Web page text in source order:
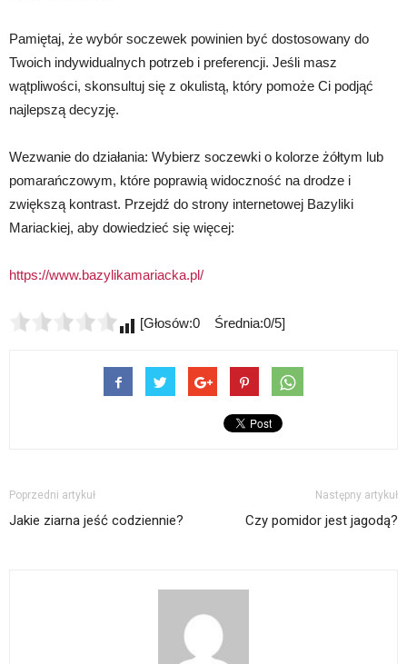
Pamiętaj, że wybór soczewek powinien być dostosowany do
Twoich indywidualnych potrzeb i preferencji. Jeśli masz
wątpliwości, skonsultuj się z okulistą, który pomoże Ci podjąć
najlepszą decyzję.
Wezwanie do działania: Wybierz soczewki o kolorze żółtym lub
pomarańczowym, które poprawią widoczność na drodze i
zwiększą kontrast. Przejdź do strony internetowej Bazyliki
Mariackiej, aby dowiedzieć się więcej:
https://www.bazylikamariacka.pl/
[Głosów:0 Średnia:0/5]
Poprzedni artykuł
Jakie ziarna jeść codziennie?
Następny artykuł
Czy pomidor jest jagodą?